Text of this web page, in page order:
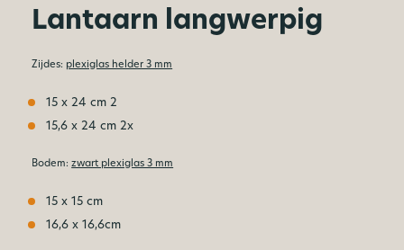
Lantaarn langwerpig
Zijdes: plexiglas helder 3 mm
15 x 24 cm 2
15,6 x 24 cm 2x
Bodem:zwart plexiglas 3 mm
15 x 15 cm
16,6 x 16,6cm